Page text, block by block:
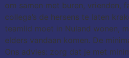
om samen met buren, vrienden,
collega’s de hersens te laten
teamlid moet in Nuland wonen,
elders vandaan komen. De
Ons advies: zorg dat je met